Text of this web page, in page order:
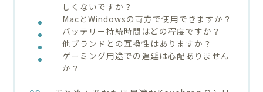
しくないですか？
MacとWindowsの両方で使用できますか？
バッテリー持続時間はどの程度ですか？
他ブランドとの互換性はありますか？
ゲーミング用途での遅延は心配ありません
か？